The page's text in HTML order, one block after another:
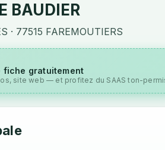
BAUDIER
· 77515 FAREMOUTIERS
fiche gratuitement
site web — et profitez du SAAS ton-